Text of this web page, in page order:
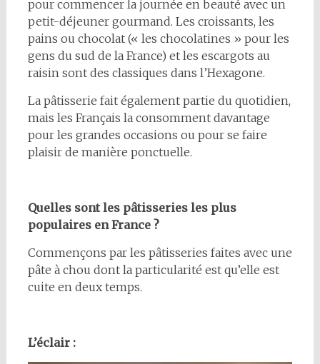
pour commencer la journée en beauté avec un
petit-déjeuner gourmand. Les croissants, les
pains ou chocolat (« les chocolatines » pour les
gens du sud de la France) et les escargots au
raisin sont des classiques dans l’Hexagone.
La pâtisserie fait également partie du quotidien,
mais les Français la consomment davantage
pour les grandes occasions ou pour se faire
plaisir de manière ponctuelle.
Quelles sont les pâtisseries les plus
populaires en France ?
Commençons par les pâtisseries faites avec une
pâte à chou dont la particularité est qu’elle est
cuite en deux temps.
L’éclair :